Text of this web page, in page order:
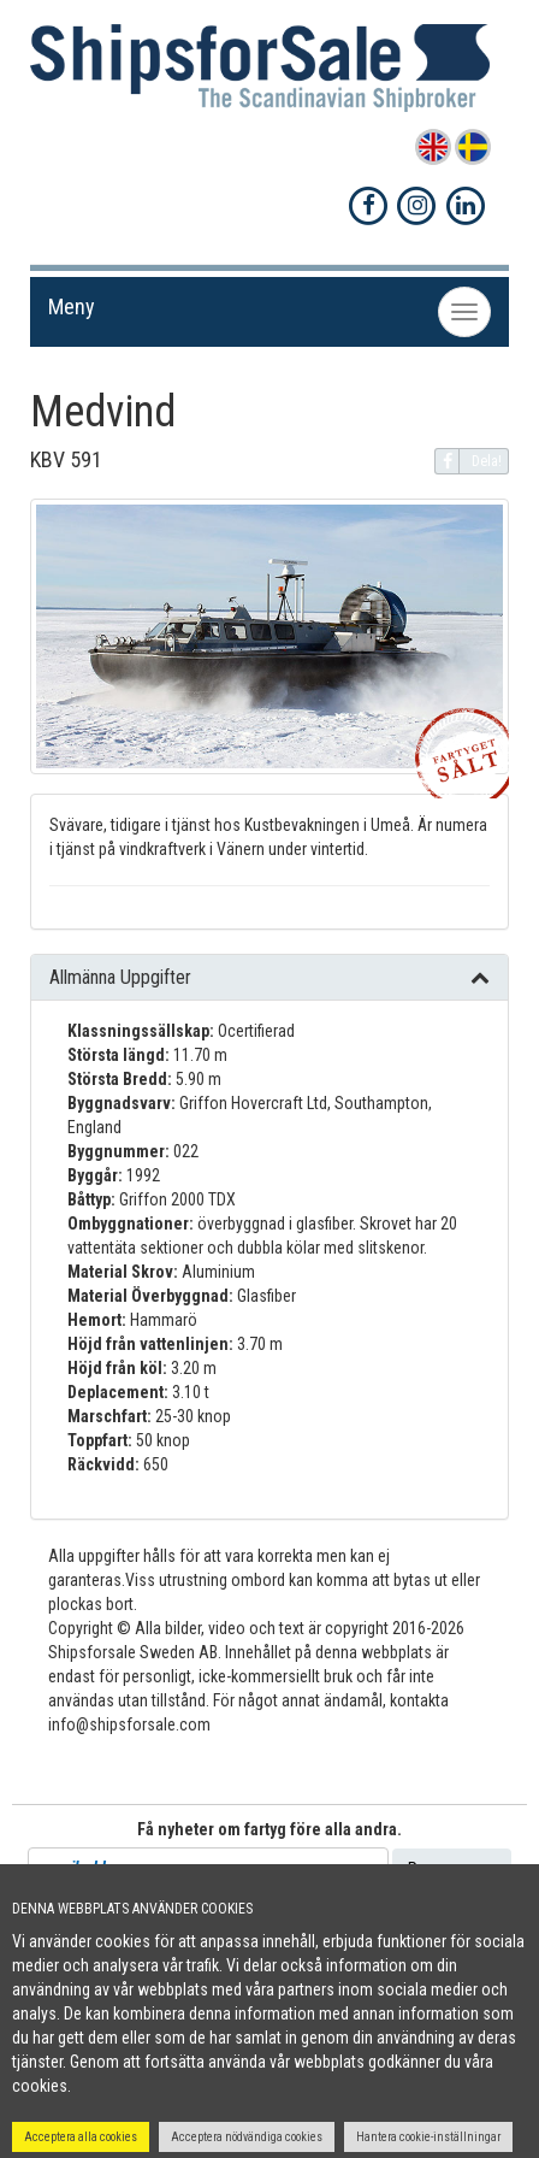
DENNA WEBBPLATS ANVÄNDER COOKIES
Vi använder cookies för att anpassa innehåll, erbjuda funktioner för sociala
medier och analysera vår trafik. Vi delar också information om din
användning av vår webbplats med våra partners inom sociala medier och
analys. De kan kombinera denna information med annan information som
du har gett dem eller som de har samlat in genom din användning av deras
tjänster. Genom att fortsätta använda vår webbplats godkänner du våra
cookies.
Acceptera alla cookies Acceptera nödvändiga cookies Hantera cookie-inställningar
Toggle
navigation
Meny
Medvind
KBV 591 Dela!
Svävare, tidigare i tjänst hos Kustbevakningen i Umeå. Är numera
i tjänst på vindkraftverk i Vänern under vintertid.
Allmänna Uppgifter
Klassningssällskap: Ocertifierad
Största längd: 11.70 m
Största Bredd: 5.90 m
Byggnadsvarv: Griffon Hovercraft Ltd, Southampton,
England
Byggnummer: 022
Byggår: 1992
Båttyp: Griffon 2000 TDX
Ombyggnationer: överbyggnad i glasfiber. Skrovet har 20
vattentäta sektioner och dubbla kölar med slitskenor.
Material Skrov: Aluminium
Material Överbyggnad: Glasfiber
Hemort: Hammarö
Höjd från vattenlinjen: 3.70 m
Höjd från köl: 3.20 m
Deplacement: 3.10 t
Marschfart: 25-30 knop
Toppfart: 50 knop
Räckvidd: 650
Alla uppgifter hålls för att vara korrekta men kan ej
garanteras.Viss utrustning ombord kan komma att bytas ut eller
plockas bort.
Copyright © Alla bilder, video och text är copyright 2016-2026
Shipsforsale Sweden AB. Innehållet på denna webbplats är
endast för personligt, icke-kommersiellt bruk och får inte
användas utan tillstånd. För något annat ändamål, kontakta
info@shipsforsale.com
Få nyheter om fartyg före alla andra.
Cookie Policy
+46 (0)8-641 96 71|INFO@SHIPSFORSALE.COM|WWW.SHIPSFORSALE.COM
JOHAN@SHIPSFORSALE.COM |PATRIK@SHIPSFORSALE.COM